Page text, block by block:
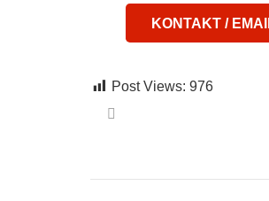
KONTAKT /
Post Views: 976